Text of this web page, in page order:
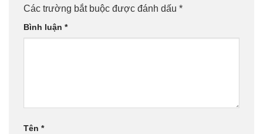
Các trường bắt buộc được đánh dấu *
Bình luận *
Tên *